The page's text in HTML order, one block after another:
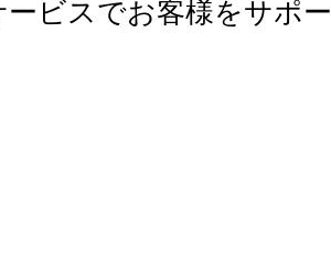
ビスでお客様をサポー